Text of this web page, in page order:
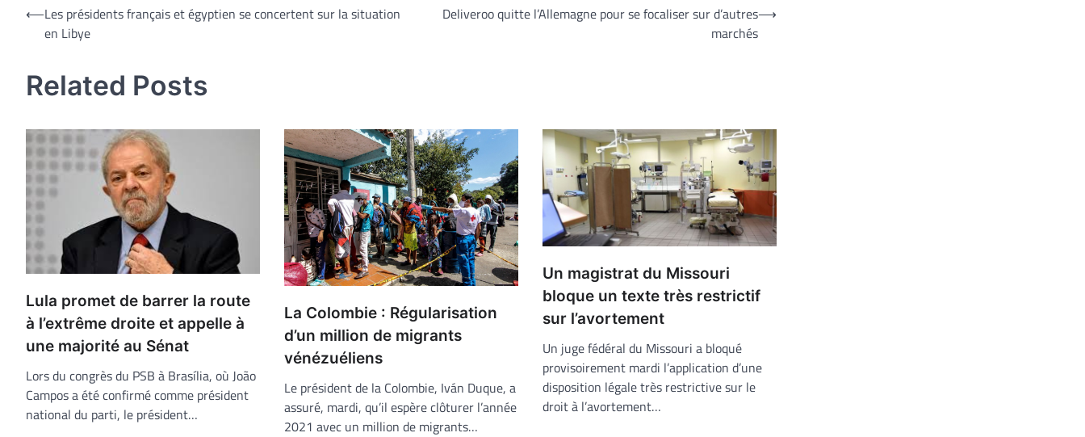
Navigation
⟵Les présidents français et égyptien se concertent sur la situation
en Libye
Deliveroo quitte l’Allemagne pour se focaliser sur d’autres
marchés
⟶
Related Posts
Lula promet de barrer la route
à l’extrême droite et appelle à
une majorité au Sénat
Lors du congrès du PSB à Brasília, où João
Campos a été confirmé comme président
national du parti, le président…
La Colombie : Régularisation
d’un million de migrants
vénézuéliens
Le président de la Colombie, Iván Duque, a
assuré, mardi, qu’il espère clôturer l’année
2021 avec un million de migrants…
Un magistrat du Missouri
bloque un texte très restrictif
sur l’avortement
Un juge fédéral du Missouri a bloqué
provisoirement mardi l’application d’une
disposition légale très restrictive sur le
droit à l’avortement…